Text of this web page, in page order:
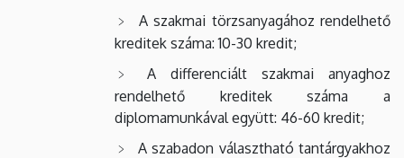
A szakmai törzsanyagához rendelhető
kreditek száma: 10-30 kredit;
A differenciált szakmai anyaghoz
rendelhető kreditek száma a
diplomamunkával együtt: 46-60 kredit;
A szabadon választható tantárgyakhoz